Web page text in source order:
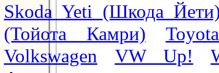
Skoda Yeti (Шкода
(Тойота Камри)
Volkswagen VW Up!